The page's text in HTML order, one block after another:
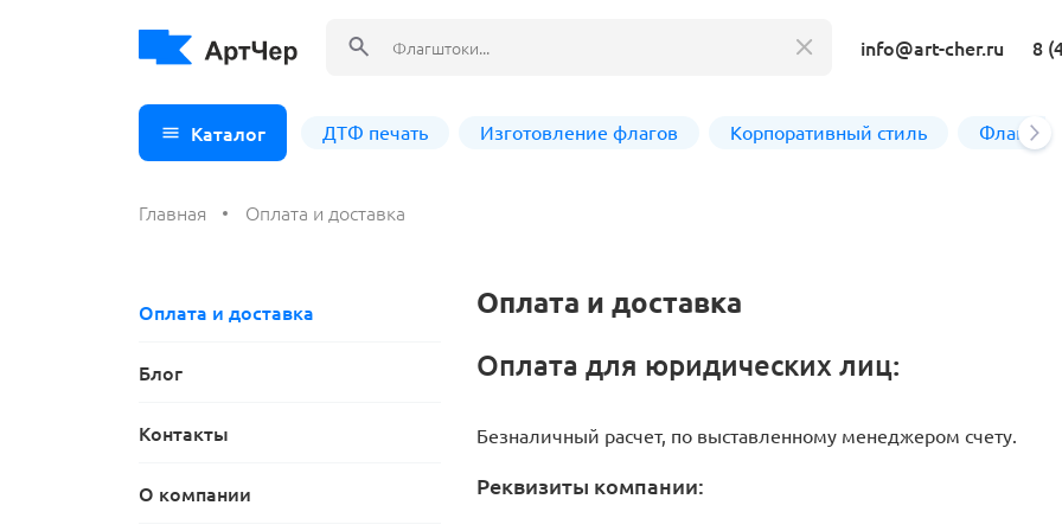
info@art-cher.ru 8
Каталог
ДТФ печать
Виндер флаги и флагштоки
Настольные флаги
РФ, Москва, Знамя Победы
Печать на ткани
Накидки с логотипом
ДТФ печать Изготовление флагов Корпоративный стиль
Главная Оплата и доставка
Оплата и доставка
Блог
Контакты
О компании
Оплата и доставка
Оплата для юридических лиц:
Безналичный расчет, по выставленному менеджером счету.
Реквизиты компании: